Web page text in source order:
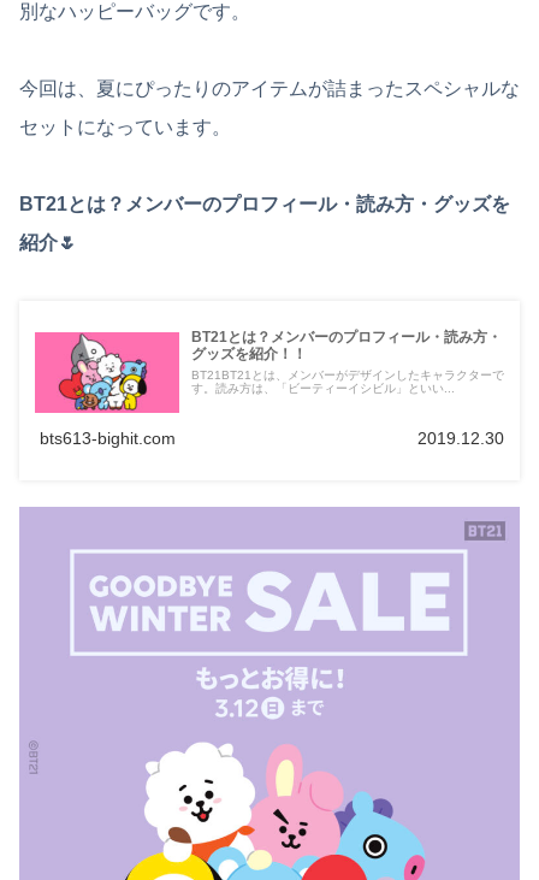
別なハッピーバッグです。
今回は、夏にぴったりのアイテムが詰まったスペシャルな
セットになっています。
BT21とは？メンバーのプロフィール・読み方・グッズを
紹介🌷
BT21とは？メンバーのプロフィール・読み方・
グッズを紹介！！
BT21BT21とは、メンバーがデザインしたキャラクターで
す。読み方は、「ビーティーイシビル」といい...
bts613-bighit.com 2019.12.30